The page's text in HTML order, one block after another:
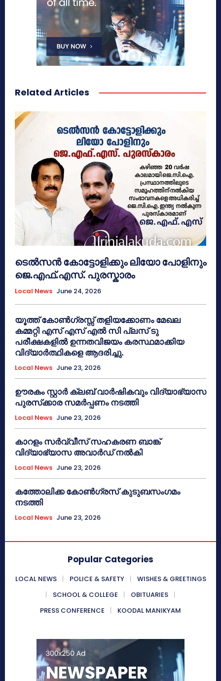
Related Articles
ടെൽസൻ കോട്ടോളിക്കും ലിയോ പോളിനും
ജെ.എഫ്.എസ്. പുരസ്കാരം
Local News June 24, 2026
യൂത്ത് കോൺഗ്രസ്സ് തളിയക്കോണം മേഖല
കമ്മറ്റി എസ് എസ് എൽ സി പ്ലസ് ടു
പരീക്ഷകളിൽ ഉന്നതവിജയം കരസ്ഥമാക്കിയ
വിദ്യാർത്ഥികളെ ആദരിച്ചു.
Local News June 23, 2026
ഊരകം സ്റ്റാർ ക്ലബ് വാർഷികവും വിദ്യാഭ്യാസ
പുരസ്‌ക്കാര സമർപ്പണം നടത്തി
Local News June 23, 2026
കാറളം സർവ്വീസ് സഹകരണ ബാങ്ക്
വിദ്യാഭ്യാസ അവാർഡ് നൽകി
Local News June 23, 2026
കത്തോലിക്ക കോൺഗ്രസ് കുടുബസംഗമം
നടത്തി
Local News June 23, 2026
Popular Categories
LOCAL NEWS POLICE & SAFETY
WISHES & GREETINGS
SCHOOL & COLLEGE
OBITUARIES
PRESS CONFERENCE
KOODAL MANIKYAM